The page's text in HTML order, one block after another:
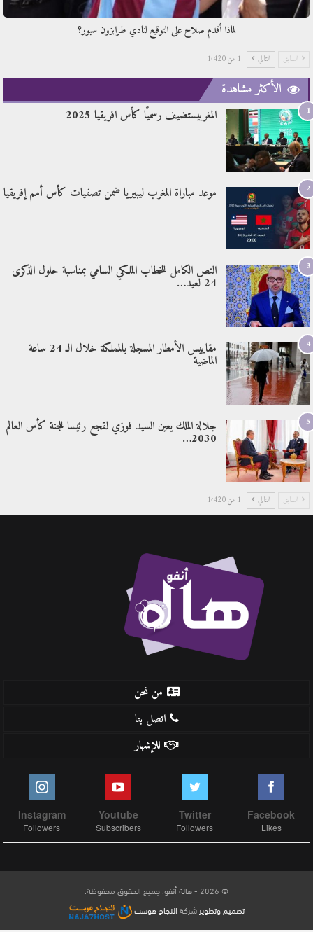
لماذا أقدم صلاح على التوقيع لنادي طرابزون سبور؟
السابق التالي 1 من 1٬420
الأكثر مشاهدة
1 المغربيستضيف رسميًا كأس افريقيا 2025
2 موعد مباراة المغرب ليبيريا ضمن تصفيات كأس أمم إفريقيا
3 النص الكامل للخطاب الملكي السامي بمناسبة حلول الذكرى
24 لعيد…
4 مقاييس الأمطار المسجلة بالمملكة خلال الـ 24 ساعة
الماضية
5 جلالة الملك يعين السيد فوزي لقجع رئيسا للجنة كأس العالم
2030…
السابق التالي 1 من 1٬420
من نحن
اتصل بنا
للإشهار
Facebook
Likes
Twitter
Followers
Youtube
Subscribers
Instagram
Followers
© 2026 - هالة أنفو. جميع الحقوق محفوظة.
تصميم وتطويرشركةالنجاح هوست